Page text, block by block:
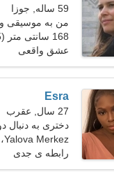
59 ساله, جوزا
من به موسیقی و
168 سانتی متر (5'7")، 66 کیلوگرم (145 پوند)
عشق واقعی
Esra
27 سال, عقرب
دختری به دنبال
Yalova Merkez، ترکیه
رابطه ی جدی